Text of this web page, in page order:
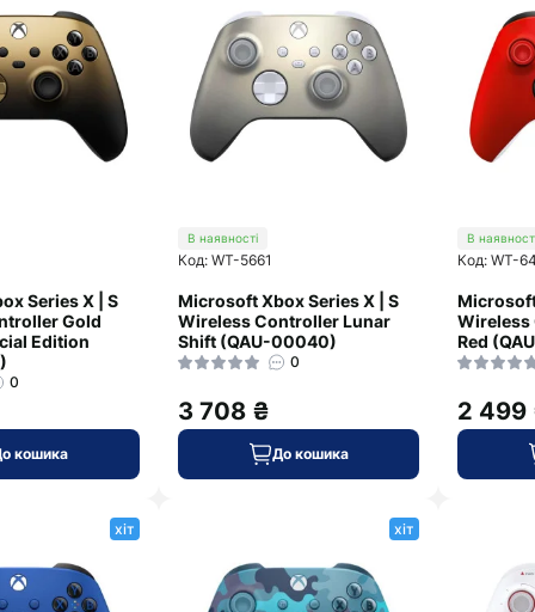
Series X | S
Gold
Edition
0
кошика
В наявності
Код: WT-5661
Microsoft Xbox Series X | S
Wireless Controller Lunar
Shift (QAU-00040)
0
3 708 ₴
До кошика
В
Код: WT-
Wireless
Red
2 499
хіт хіт